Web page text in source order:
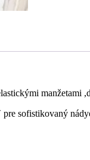
manžetami
sofistikovaný